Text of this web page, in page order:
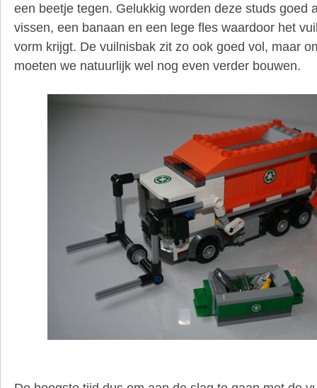
een beetje tegen. Gelukkig worden deze studs goed
vissen, een banaan en een lege fles waardoor het
vorm krijgt. De vuilnisbak zit zo ook goed vol, maar
moeten we natuurlijk wel nog even verder bouwen.